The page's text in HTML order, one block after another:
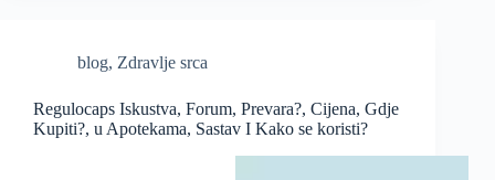
blog, Zdravlje srca
Regulocaps Iskustva, Forum, Prevara?, Cijena, Gdje
Kupiti?, u Apotekama, Sastav I Kako se koristi?